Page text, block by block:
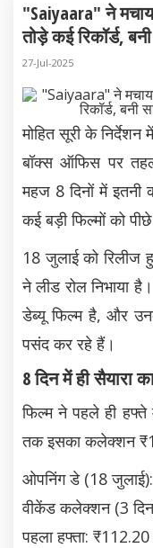
"Saiyaara" ने
तोड़े कई रिकॉर्ड,
27-Jul-2025
मोहित सूरी के निर्देशन
बॉक्स ऑफिस पर
महज 8 दिनों में
कई बड़ी फिल्मों को
18 जुलाई को रिलीज
ने लीड रोल निभाया
डेब्यू फिल्म है, और
पसंद कर रहे हैं।
8 दिन में ही सैयारा
फिल्म ने पहले ही हफ्ते
तक इसका कलेक्शन
ओपनिंग डे (18
वीकेंड कलेक्शन (3
पहला हफ्ता: